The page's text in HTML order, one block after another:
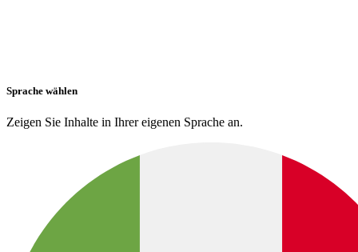
Sprache wählen
Zeigen Sie Inhalte in Ihrer eigenen Sprache an.